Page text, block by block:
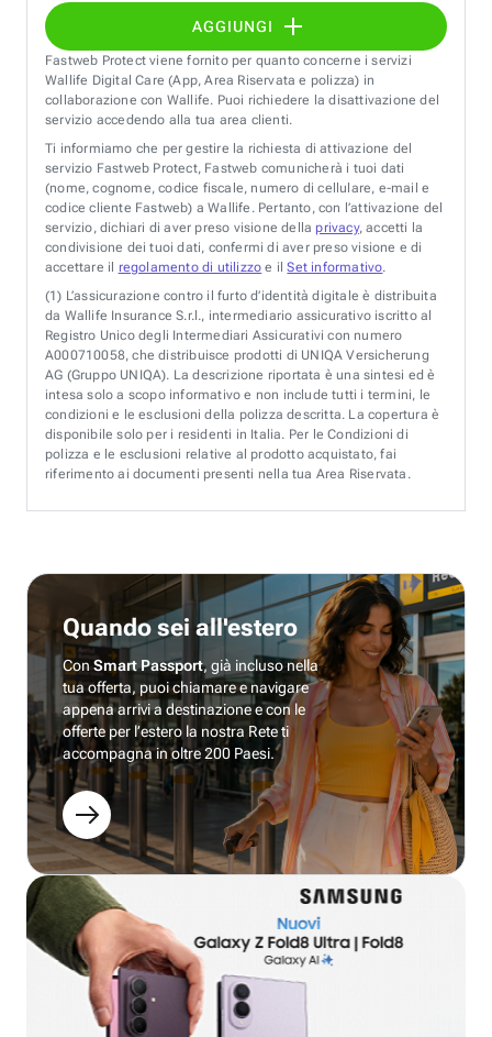
AGGIUNGI
Fastweb Protect viene fornito per quanto concerne i servizi
Wallife Digital Care (App, Area Riservata e polizza) in
collaborazione con Wallife. Puoi richiedere la disattivazione del
servizio accedendo alla tua area clienti.
Ti informiamo che per gestire la richiesta di attivazione del
servizio Fastweb Protect, Fastweb comunicherà i tuoi dati
(nome, cognome, codice fiscale, numero di cellulare, e-mail e
codice cliente Fastweb) a Wallife. Pertanto, con l’attivazione del
servizio, dichiari di aver preso visione della privacy, accetti la
condivisione dei tuoi dati, confermi di aver preso visione e di
accettare il regolamento di utilizzo e ilSet informativo.
(1) L’assicurazione contro il furto d’identità digitale è distribuita
da Wallife Insurance S.r.l., intermediario assicurativo iscritto al
Registro Unico degli Intermediari Assicurativi con numero
A000710058, che distribuisce prodotti di UNIQA Versicherung
AG (Gruppo UNIQA). La descrizione riportata è una sintesi ed è
intesa solo a scopo informativo e non include tutti i termini, le
condizioni e le esclusioni della polizza descritta. La copertura è
disponibile solo per i residenti in Italia. Per le Condizioni di
polizza e le esclusioni relative al prodotto acquistato, fai
riferimento ai documenti presenti nella tua Area Riservata.
Quando sei all'estero
ConSmart Passport, già incluso nella
tua offerta, puoi chiamare e navigare
appena arrivi a destinazione e con le
offerte per l’estero la nostra Rete ti
accompagna in oltre 200 Paesi.